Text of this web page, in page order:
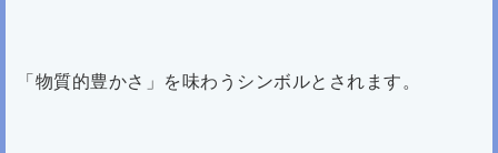
「物質的豊かさ」を味わうシンボルとされます。